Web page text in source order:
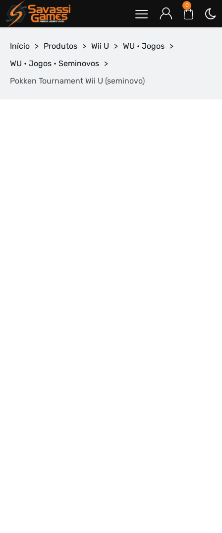
0
Início > Produtos > Wii U > WU • Jogos >
WU • Jogos • Seminovos >
Pokken Tournament Wii U (seminovo)